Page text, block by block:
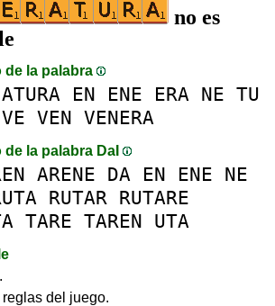
no es
de la palabra
ATURA EN ENE ERA NE TU
VE VEN VENERA
la palabra DaI
ARENE DA EN ENE NE
RUTAR RUTARE
TARE TAREN UTA
del juego.